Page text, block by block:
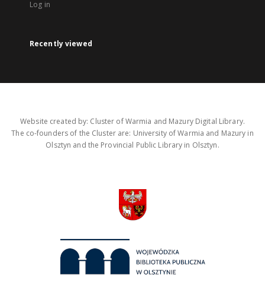
Log in
Recently viewed
Website created by: Cluster of Warmia and Mazury Digital Library.
The co-founders of the Cluster are: University of Warmia and Mazury in
Olsztyn and the Provincial Public Library in Olsztyn.